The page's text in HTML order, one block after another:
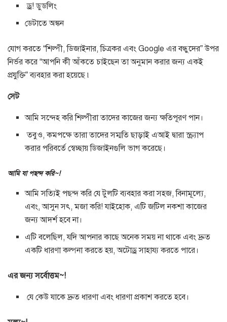
ড্র! ডুডলিং
ডেটাতে অঙ্কন
যোগ করতে “শিল্পী, ডিজাইনার, চিত্রকর এবং Google এর বন্ধুদের” উপর
নির্ভর করে “আপনি কী আঁকতে চাইছেন তা অনুমান করার জন্য একই
প্রযুক্তি” ব্যবহার করা হয়েছে ৷
সেট
আমি সন্দেহ করি শিল্পীরা তাদের কাজের জন্য ক্ষতিপূরণ পান।
তবুও, কমপক্ষে তারা তাদের সম্মতি ছাড়াই এআই দ্বারা স্ক্র্যাপ
করার পরিবর্তে স্বেচ্ছায় ডিজাইনগুলি ভাগ করেছে।
আমি যা পছন্দ করি~!
আমি সত্যিই পছন্দ করি যে টুলটি ব্যবহার করা সহজ, বিনামূল্যে,
এবং, আসুন সৎ, মজা করি! যাইহোক, এটি জটিল নকশা কাজের
জন্য আদর্শ হবে না।
এটি বলেছিল, যদি আপনার কাছে অনেক সময় না থাকে এবং দ্রুত
একটি ধারণা কল্পনা করতে হয়, অটোড্র সাহায্য করতে পারে।
এর জন্য সর্বোত্তম~!
যে কেউ যাকে দ্রুত ধারণা এবং ধারণা প্রকাশ করতে হবে।